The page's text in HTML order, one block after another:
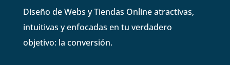
Diseño de Webs y Tiendas Online atractivas,
intuitivas y enfocadas en tu verdadero
objetivo: la conversión.